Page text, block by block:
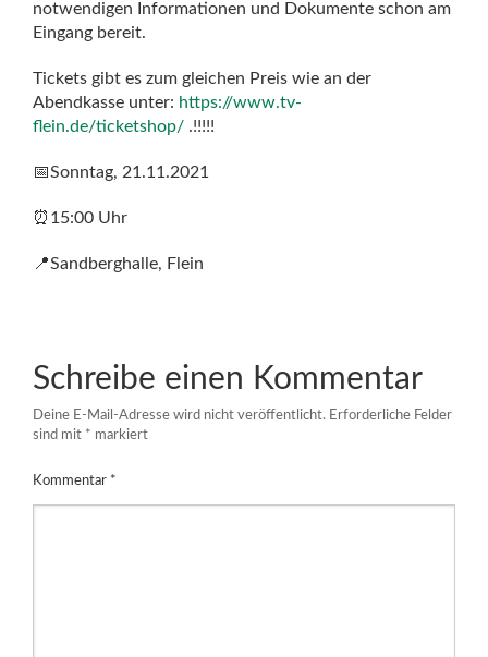
notwendigen Informationen und Dokumente schon am
Eingang bereit.
Tickets gibt es zum gleichen Preis wie an der
Abendkasse unter: https://www.tv-
flein.de/ticketshop/ .!!!!!
📅Sonntag, 21.11.2021
⏰15:00 Uhr
📍Sandberghalle, Flein
Schreibe einen Kommentar
Deine E-Mail-Adresse wird nicht veröffentlicht. Erforderliche Felder
sind mit * markiert
Kommentar *